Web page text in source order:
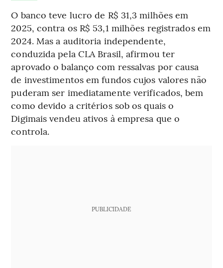
O banco teve lucro de R$ 31,3 milhões em
2025, contra os R$ 53,1 milhões registrados em
2024. Mas a auditoria independente,
conduzida pela CLA Brasil, afirmou ter
aprovado o balanço com ressalvas por causa
de investimentos em fundos cujos valores não
puderam ser imediatamente verificados, bem
como devido a critérios sob os quais o
Digimais vendeu ativos à empresa que o
controla.
PUBLICIDADE